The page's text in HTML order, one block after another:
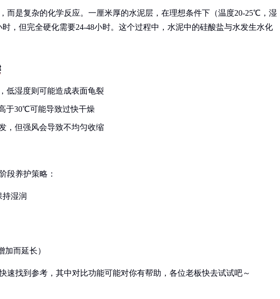
而是复杂的化学反应。一厘米厚的水泥层，在理想条件下（温度20-25℃，湿
时，但完全硬化需要24-48小时。这个过程中，水泥中的硅酸盐与水发生水化
低湿度则可能造成表面龟裂
于30℃可能导致过快干燥
，但强风会导致不均匀收缩
段养护策略：
湿润
加而延长）
速找到参考，其中对比功能可能对你有帮助，各位老板快去试试吧～